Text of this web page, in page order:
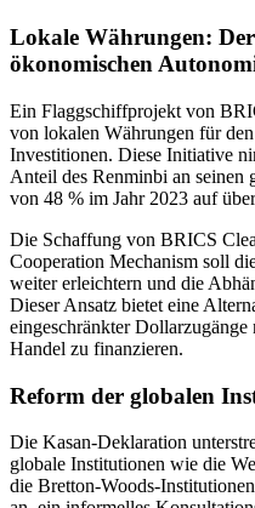
Lokale Währungen:
ökonomischen
Ein Flaggschiffprojekt von
von lokalen Währungen für
Investitionen. Diese Initiative
Anteil des Renminbi an seinen
von 48 % im Jahr 2023 auf
Die Schaffung von BRICS
Cooperation Mechanism soll
weiter erleichtern und die
Dieser Ansatz bietet eine
eingeschränkter Dollarzugänge
Handel zu finanzieren.
Reform der globalen
Die Kasan-Deklaration
globale Institutionen wie die
die Bretton-Woods-